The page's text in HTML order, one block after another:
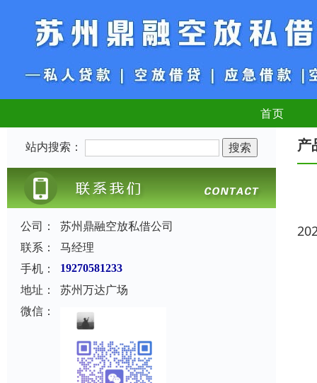
首页
站内搜索：
公司：
苏州鼎融空放私借公司
联系：
马经理
手机：
19270581233
地址：
苏州万达广场
微信：
产